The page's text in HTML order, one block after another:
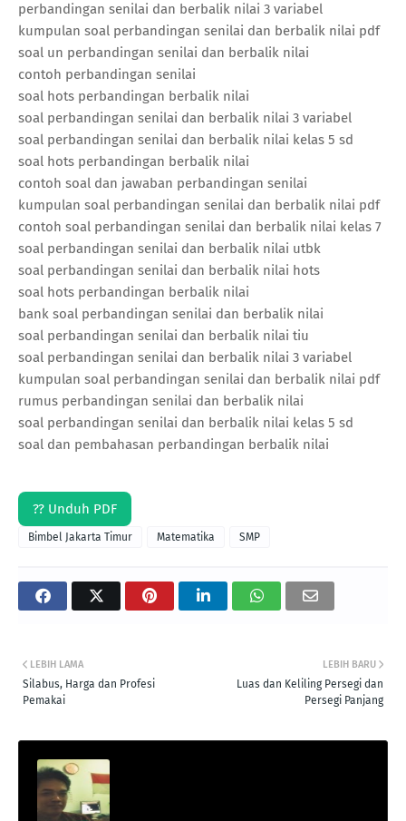
perbandingan senilai dan berbalik nilai 3 variabel
kumpulan soal perbandingan senilai dan berbalik nilai pdf
soal un perbandingan senilai dan berbalik nilai
contoh perbandingan senilai
soal hots perbandingan berbalik nilai
soal perbandingan senilai dan berbalik nilai 3 variabel
soal perbandingan senilai dan berbalik nilai kelas 5 sd
soal hots perbandingan berbalik nilai
contoh soal dan jawaban perbandingan senilai
kumpulan soal perbandingan senilai dan berbalik nilai pdf
contoh soal perbandingan senilai dan berbalik nilai kelas 7
soal perbandingan senilai dan berbalik nilai utbk
soal perbandingan senilai dan berbalik nilai hots
soal hots perbandingan berbalik nilai
bank soal perbandingan senilai dan berbalik nilai
soal perbandingan senilai dan berbalik nilai tiu
soal perbandingan senilai dan berbalik nilai 3 variabel
kumpulan soal perbandingan senilai dan berbalik nilai pdf
rumus perbandingan senilai dan berbalik nilai
soal perbandingan senilai dan berbalik nilai kelas 5 sd
soal dan pembahasan perbandingan berbalik nilai
?? Unduh PDF
Bimbel Jakarta Timur Matematika SMP
LEBIH BARU
Luas dan Keliling Persegi dan
Persegi Panjang
LEBIH LAMA
Silabus, Harga dan Profesi
Pemakai